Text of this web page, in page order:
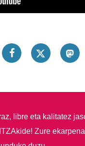
libre eta kalitatez
Zure